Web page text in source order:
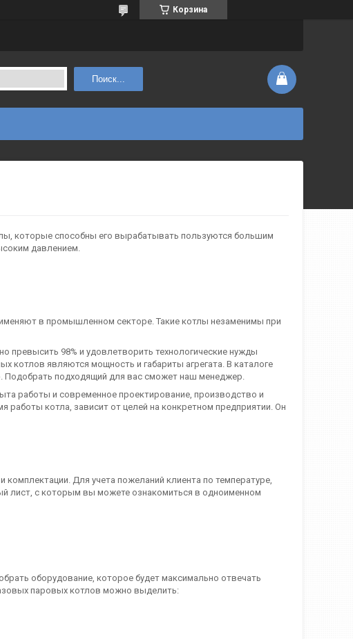
Корзина
Поиск...
которые способны его вырабатывать пользуются большим
давлением.
в промышленном секторе. Такие котлы незаменимы при
превысить 98% и удовлетворить технологические нужды
котлов являются мощность и габариты агрегата. В каталоге
подходящий для вас сможет наш менеджер.
работы и современное проектирование, производство и
котла, зависит от целей на конкретном предприятии. Он
Для учета пожеланий клиента по температуре,
лист, с которым вы можете ознакомиться в одноименном
оборудование, которое будет максимально отвечать
паровых котлов можно выделить: